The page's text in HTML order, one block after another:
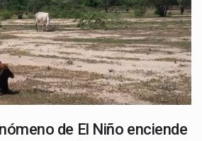
de El Niño enciende